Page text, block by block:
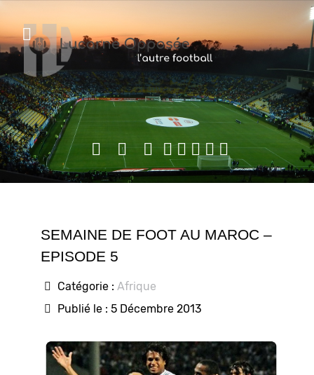
SEMAINE DE FOOT AU MAROC –
EPISODE 5
Catégorie : Afrique
Publié le : 5 Décembre 2013